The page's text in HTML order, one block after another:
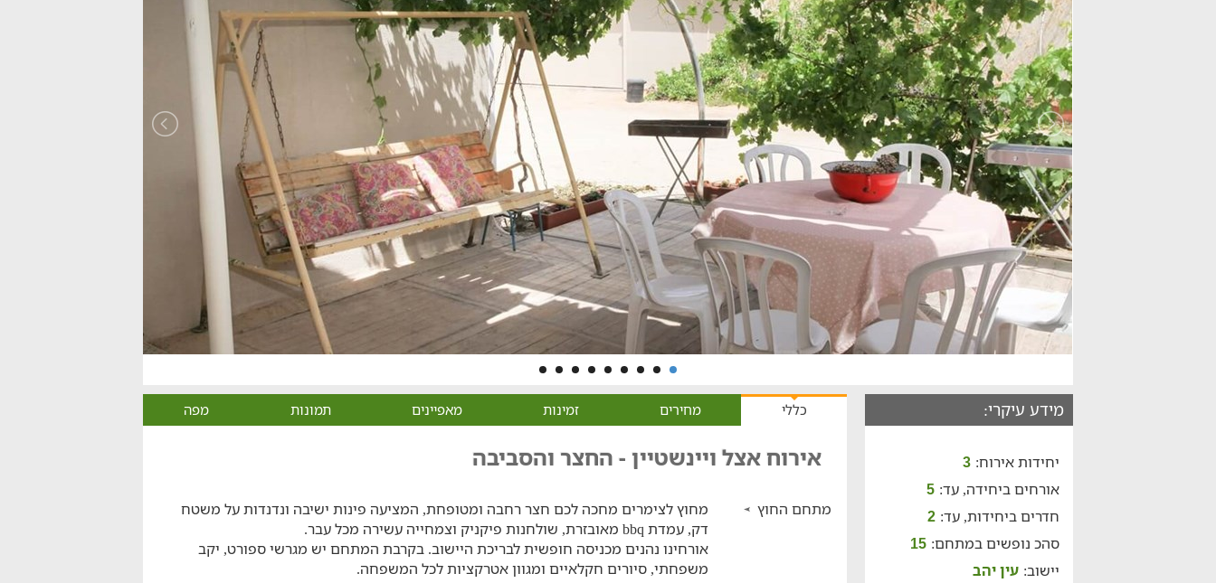
מידע עיקרי:
יחידות אירוח: 3
אורחים ביחידה, עד: 5
חדרים ביחידות, עד: 2
סהכ נופשים במתחם: 15
יישוב: עין יהב
כללי מחירים זמינות מאפיינים תמונות מפה
אירוח אצל ויינשטיין - החצר והסביבה
מתחם החוץ
מחוץ לצימרים מחכה לכם חצר רחבה ומטופחת, המציעה פינות ישיבה ונדנדות על משטח
דק, עמדת bbq מאובזרת, שולחנות פיקניק וצמחייה עשירה מכל עבר.
אורחינו נהנים מכניסה חופשית לבריכת היישוב. בקרבת המתחם יש מגרשי ספורט, יקב
משפחתי, סיורים חקלאיים ומגוון אטרקציות לכל המשפחה.